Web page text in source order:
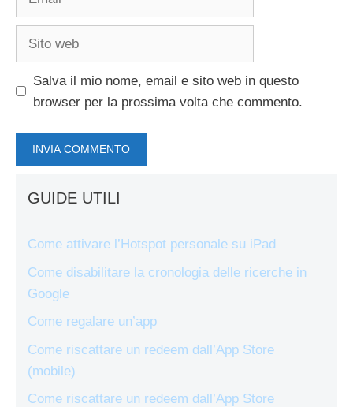
Salva il mio nome, email e sito web in questo
browser per la prossima volta che commento.
GUIDE UTILI
Come attivare l’Hotspot personale su iPad
Come disabilitare la cronologia delle ricerche in
Google
Come regalare un’app
Come riscattare un redeem dall’App Store
(mobile)
Come riscattare un redeem dall’App Store